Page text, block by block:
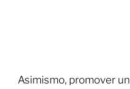
Asimismo, promover un